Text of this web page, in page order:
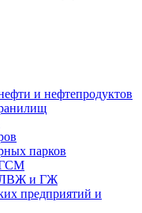
и нефтепродуктов
парков
ГСМ
ЛВЖ и ГЖ
предприятий и